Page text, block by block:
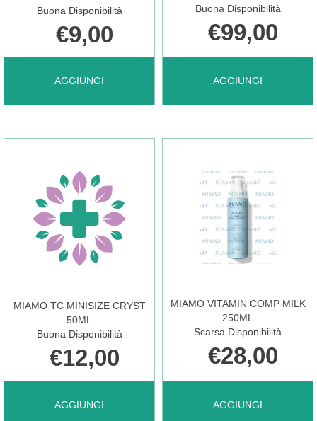
Buona Disponibilità
€9,00
AGGIUNGI
AGGIUNGI MIAMO
AHA/BHA
CARRELLO
Buona Disponibilità
€99,00
AGGIUNGI
AGGIUNGI MIAMO
SERUM
CARRELLO
MIAMO TC MINISIZE CRYST
50ML
Buona Disponibilità
€12,00
AGGIUNGI
AGGIUNGI MIAMO
MIAMO VITAMIN COMP MILK
250ML
Scarsa Disponibilità
€28,00
AGGIUNGI
AGGIUNGI MIAMO